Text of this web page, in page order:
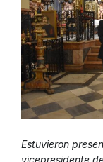
Estuvieron
vicepresidente